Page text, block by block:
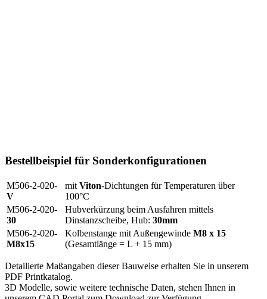
Bestellbeispiel für Sonderkonfigurationen
M506-2-020-
V
mit Viton-Dichtungen für Temperaturen über
100°C
M506-2-020-
30
Hubverkürzung beim Ausfahren mittels
Dinstanzscheibe, Hub: 30mm
M506-2-020-
M8x15
Kolbenstange mit Außengewinde M8 x 15
(Gesamtlänge = L + 15 mm)
Detailierte Maßangaben dieser Bauweise erhalten Sie in unserem
PDF Printkatalog.
3D Modelle, sowie weitere technische Daten, stehen Ihnen in